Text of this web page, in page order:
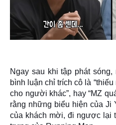
Ngay sau khi tập phát
bình luận chỉ trích cô là
cho người khác”, hay “MZ
rằng những biểu hiện của Ji
của khách mời, đi ngược lại